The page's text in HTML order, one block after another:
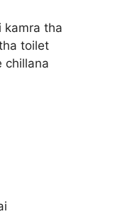
kamra tha
toilet
chillana